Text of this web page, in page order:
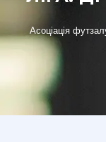
Асоціація